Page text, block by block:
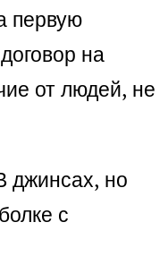
первую
на
от людей, не
джинсах, но
с